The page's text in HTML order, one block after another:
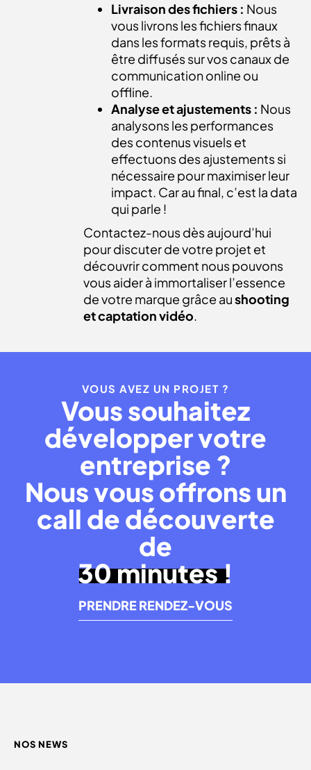
Livraison des fichiers : Nous
vous livrons les fichiers finaux
dans les formats requis, prêts à
être diffusés sur vos canaux de
communication online ou
offline.
Analyse et ajustements : Nous
analysons les performances
des contenus visuels et
effectuons des ajustements si
nécessaire pour maximiser leur
impact. Car au final, c’est la data
qui parle !
Contactez-nous dès aujourd’hui
pour discuter de votre projet et
découvrir comment nous pouvons
vous aider à immortaliser l’essence
de votre marque grâce aushooting
et captation vidéo.
VOUS AVEZ UN PROJET ?
Vous souhaitez
développer votre
entreprise ?
Nous vous offrons un
call de découverte
de
30 minutes !
PRENDRE RENDEZ-VOUS
NOS NEWS